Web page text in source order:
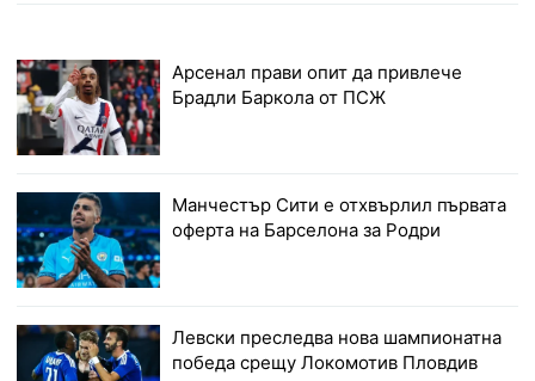
Арсенал прави опит да привлече
Брадли Баркола от ПСЖ
Манчестър Сити е отхвърлил първата
оферта на Барселона за Родри
Левски преследва нова шампионатна
победа срещу Локомотив Пловдив